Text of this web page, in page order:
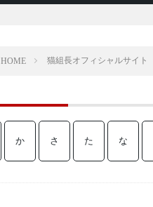
HOME 猫組長オフィシャルサイト
か さ た な